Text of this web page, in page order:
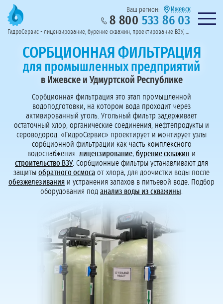
Предоставим полный пакет документов
Пригласить в тендер
Колл-центр на связи с 9:00 до 19:00
Перезвоните мне!
Ваш регион: Ижевск
8 800 533 86 03 Нужна
ГидроСервис - лицензирование, бурение скважин, проектирование ВЗУ, системы водоподготовки
СОРБЦИОННАЯ ФИЛЬТРАЦИЯ
для промышленных предприятий
в Ижевске и Удмуртской Республике
Сорбционная фильтрация это этап промышленной
водоподготовки, на котором вода проходит через
активированный уголь. Угольный фильтр задерживает
остаточный хлор, органические соединения, нефтепродукты и
сероводород. «ГидроСервис» проектирует и монтирует узлы
сорбционной фильтрации как часть комплексного
водоснабжения: лицензирование, бурение скважин и
строительство ВЗУ. Сорбционные фильтры устанавливают для
защиты обратного осмоса от хлора, для доочистки воды после
обезжелезивания и устранения запахов в питьевой воде. Подбор
оборудования под анализ воды из скважины